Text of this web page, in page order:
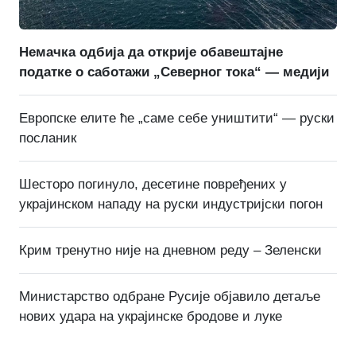
Немачка одбија да открије обавештајне
податке о саботажи „Северног тока“ — медији
Европске елите ће „саме себе уништити“ — руски
посланик
Шесторо погинуло, десетине повређених у
украјинском нападу на руски индустријски погон
Крим тренутно није на дневном реду – Зеленски
Министарство одбране Русије објавило детаље
нових удара на украјинске бродове и луке